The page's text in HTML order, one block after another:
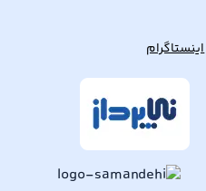
اینستاگرام